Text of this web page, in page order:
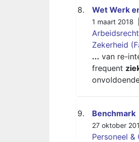
8. Wet Werk
1 maart 2018
Arbeidsrecht
Zekerheid
... van re-
frequent
9. Benchmark
27 oktober
Personeel &